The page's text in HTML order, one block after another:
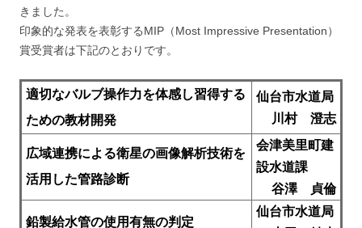
きました。
印象的な発表を表彰するMIP（Most Impressive Presentation）
賞受賞者は下記のとおりです。
適切なバルブ操作力を体感し習得する
ための教材開発
仙台市水道局
川村 澄志
広域連携による衛星の画像解析技術を
活用した管路診断
会津美里町建
設水道課
谷澤 貞倫
鉛製給水管の使用有無の判定
仙台市水道局